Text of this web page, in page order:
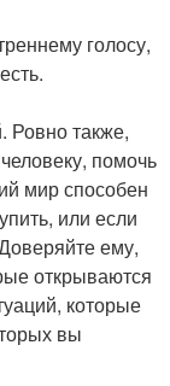
голосу,
Ровно также,
помочь
мир способен
или если
ему,
открываются
которые
вы